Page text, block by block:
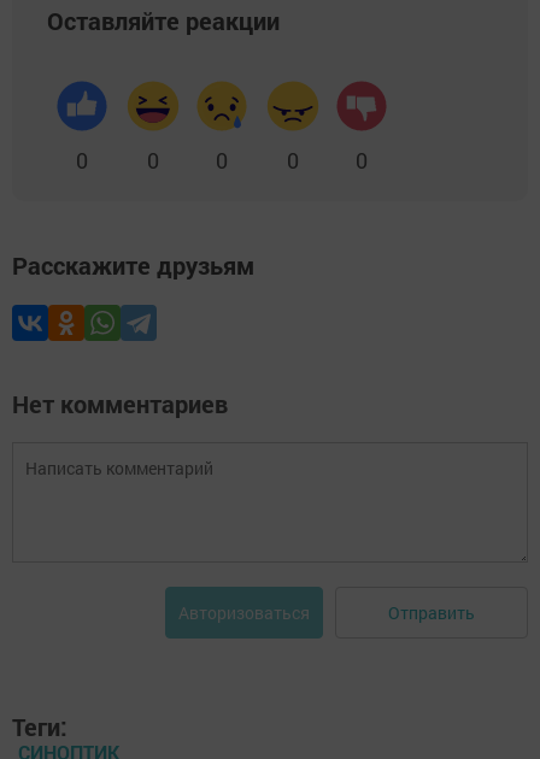
Оставляйте реакции
0 0 0 0 0
Расскажите друзьям
Нет комментариев
Авторизоваться Отправить
Теги:
СИНОПТИК